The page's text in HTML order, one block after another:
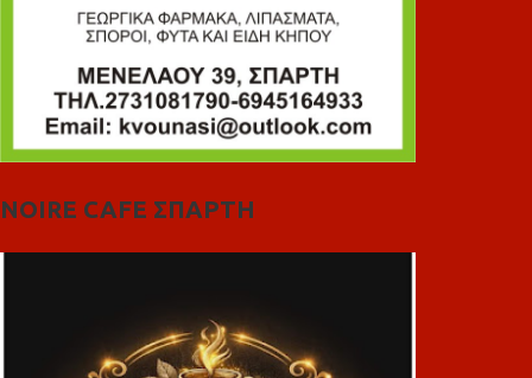
NOIRE CAFE ΣΠΑΡΤΗ